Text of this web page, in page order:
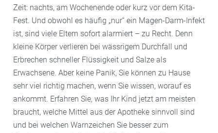
Zeit: nachts, am Wochenende oder kurz vor dem Kita-
Fest. Und obwohl es häufig „nur“ ein Magen-Darm-Infekt
ist, sind viele Eltern sofort alarmiert – zu Recht. Denn
kleine Körper verlieren bei wässrigem Durchfall und
Erbrechen schneller Flüssigkeit und Salze als
Erwachsene. Aber keine Panik, Sie können zu Hause
sehr viel richtig machen, wenn Sie wissen, worauf es
ankommt. Erfahren Sie, was Ihr Kind jetzt am meisten
braucht, welche Mittel aus der Apotheke sinnvoll sind
und bei welchen Warnzeichen Sie besser zum